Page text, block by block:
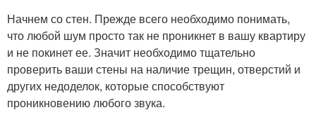
Начнем со стен. Прежде всего необходимо понимать,
что любой шум просто так не проникнет в вашу квартиру
и не покинет ее. Значит необходимо тщательно
проверить ваши стены на наличие трещин, отверстий и
других недоделок, которые способствуют
проникновению любого звука.